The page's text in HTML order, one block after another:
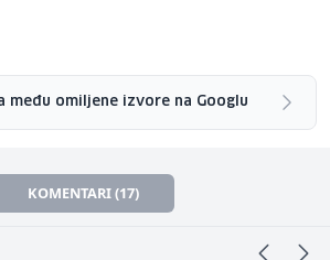
među omiljene izvore na Googlu
KOMENTARI (17)